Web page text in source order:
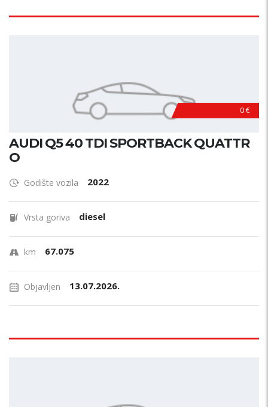
0 €
AUDI Q5 40 TDI SPORTBACK QUATTR
O
Godište vozila 2022
Vrsta goriva diesel
km 67.075
Objavljen 13.07.2026.